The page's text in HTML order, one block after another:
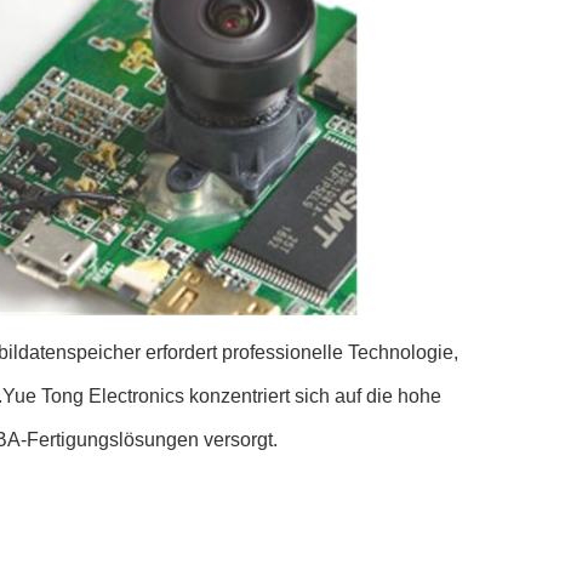
erfordert professionelle Technologie,
Tong Electronics konzentriert sich auf die hohe
Fertigungslösungen versorgt.